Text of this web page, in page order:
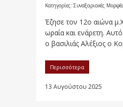
Κατηγορίες: Συναξαριακές Μορφές
Έζησε τον 12ο αιώνα
ωραία και ενάρετη.
ο βασιλιάς Αλέξιος ο
Περισσότερα
13 Αυγούστου 2025